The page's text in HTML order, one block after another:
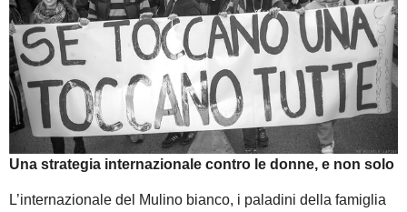
Una strategia internazionale contro le donne, e non solo
L’internazionale del Mulino bianco, i paladini della famiglia